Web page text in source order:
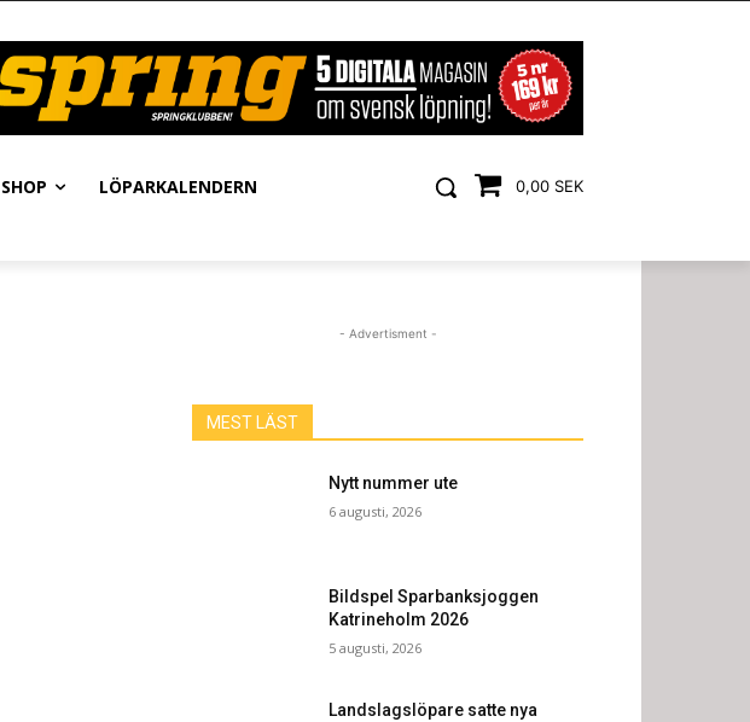
0,00 SEK
SHOP LÖPARKALENDERN
- Advertisment -
MEST LÄST
Nytt nummer ute
6 augusti, 2026
Bildspel Sparbanksjoggen
Katrineholm 2026
5 augusti, 2026
Landslagslöpare satte nya